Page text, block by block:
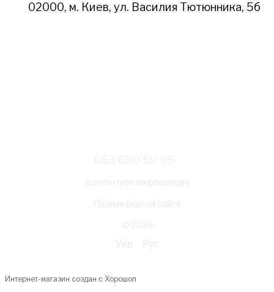
02000, м. Киев, ул. Василия Тютюнника, 5б
Контактная информация
Полная версия сайта
© 2026
Укр Рус
Интернет-магазин создан с Хорошоп